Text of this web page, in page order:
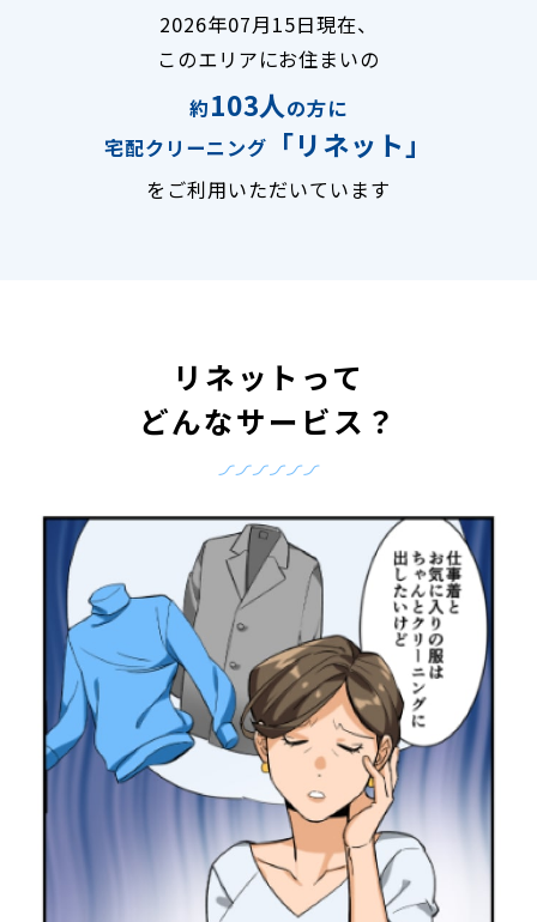
2026年07月15日現在、
このエリアにお住まいの
約103人の方に
宅配クリーニング
「リネット」
をご利用いただいています
リネットって
どんなサービス？